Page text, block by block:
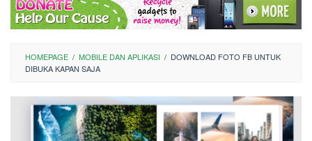
HOMEPAGE / MOBILE DAN APLIKASI / DOWNLOAD FOTO FB UNTUK
DIBUKA KAPAN SAJA